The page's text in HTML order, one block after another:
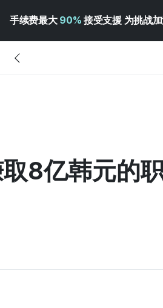
手续费最大 90% 接受支援 为挑战
8亿韩元的